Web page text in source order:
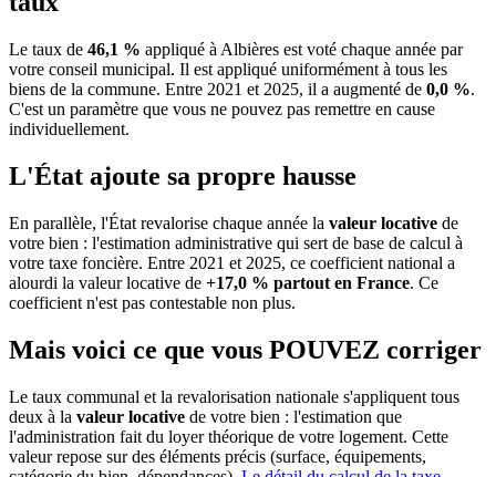
Le taux de 46,1 % appliqué à Albières est voté chaque année par
votre conseil municipal. Il est appliqué uniformément à tous les
biens de la commune. Entre 2021 et 2025, il a augmenté de 0,0 %.
C'est un paramètre que vous ne pouvez pas remettre en cause
individuellement.
L'État ajoute sa propre hausse
En parallèle, l'État revalorise chaque année la valeur locative de
votre bien : l'estimation administrative qui sert de base de calcul à
votre taxe foncière. Entre 2021 et 2025, ce coefficient national a
alourdi la valeur locative de +17,0 % partout en France. Ce
coefficient n'est pas contestable non plus.
Mais voici ce que vous POUVEZ corriger
Le taux communal et la revalorisation nationale s'appliquent tous
deux à la valeur locative de votre bien : l'estimation que
l'administration fait du loyer théorique de votre logement. Cette
valeur repose sur des éléments précis (surface, équipements,